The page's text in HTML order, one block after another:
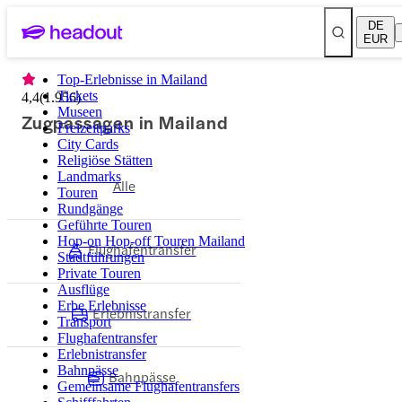
DE
EUR
Top-Erlebnisse in Mailand
Tickets
Museen
Freizeitparks
City Cards
Religiöse Stätten
Landmarks
Touren
Rundgänge
Geführte Touren
Hop-on Hop-off Touren Mailand
Stadtführungen
Private Touren
Ausflüge
Erbe Erlebnisse
Transport
Flughafentransfer
Erlebnistransfer
Bahnpässe
Gemeinsame Flughafentransfers
4,4(1.956)
Zugpassagen in Mailand
Alle
Flughafentransfer
Erlebnistransfer
Bahnpässe